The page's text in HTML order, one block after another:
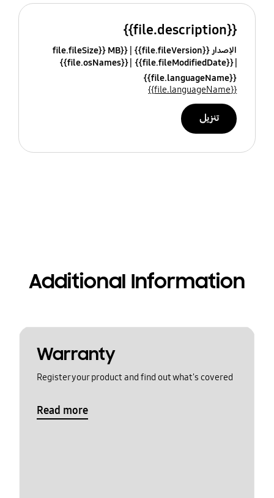
{{file.description}}
الإصدار {{file.fileVersion}}
{{file.fileSize}} MB
{{file.fileModifiedDate}}
{{file.osNames}}
{{file.languageName}}
{{file.languageName}}
تنزيل
Additional Information
Warranty
Register your product and find out what's covered
Read more